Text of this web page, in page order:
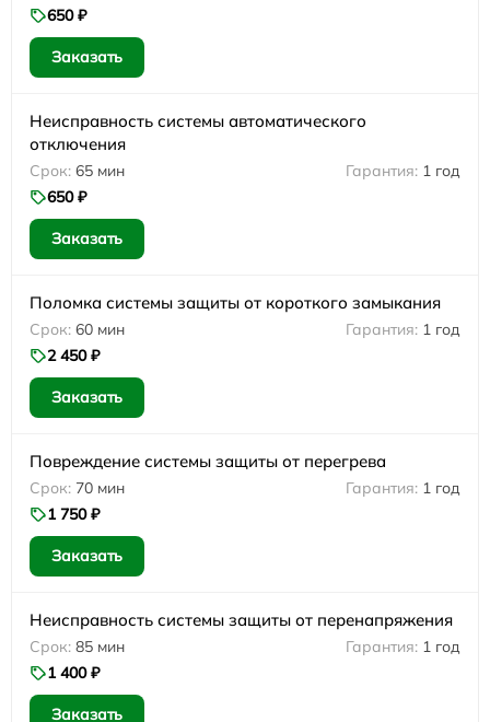
650 ₽
Заказать
Неисправность системы автоматического
отключения
65 мин
1 год
650 ₽
Заказать
Поломка системы защиты от короткого замыкания
60 мин
1 год
2 450 ₽
Заказать
Повреждение системы защиты от перегрева
70 мин
1 год
1 750 ₽
Заказать
Неисправность системы защиты от перенапряжения
85 мин
1 год
1 400 ₽
Заказать